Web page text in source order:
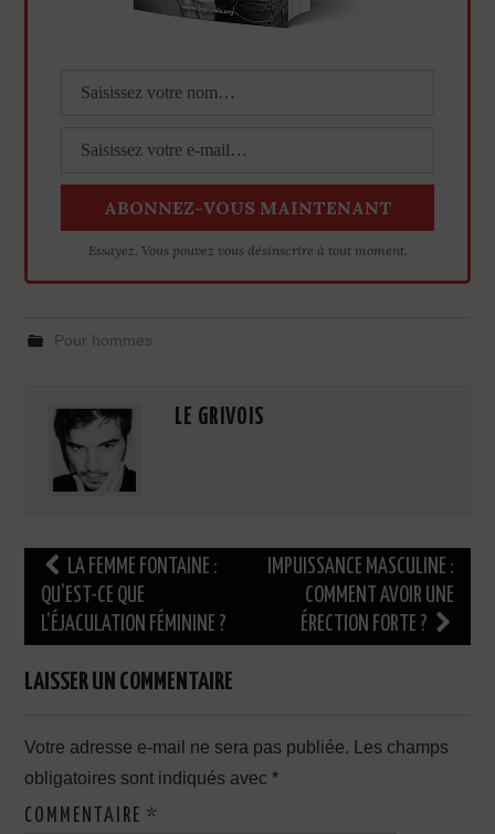
Essayez. Vous pouvez vous désinscrire à tout moment.
Pour hommes
LE GRIVOIS
Navigation
des
articles
LA FEMME FONTAINE :
QU’EST-CE QUE
L’ÉJACULATION FÉMININE ?
IMPUISSANCE MASCULINE :
COMMENT AVOIR UNE
ÉRECTION FORTE ?
LAISSER UN COMMENTAIRE
Votre adresse e-mail ne sera pas publiée.
Les champs
obligatoires sont indiqués avec*
COMMENTAIRE*